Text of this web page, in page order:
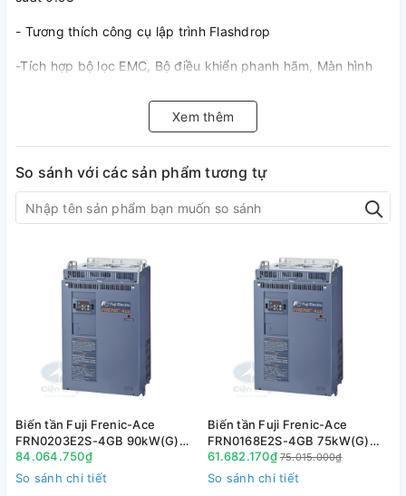
- Tương thích công cụ lập trình Flashdrop
-Tích hợp bộ lọc EMC, Bộ điều khiển phanh hãm, Màn hình
-10kHz), 1 đầu vào tương tự (AI), 1 đầu ra Relay (1NO +
1NC)
- Ứng dụng : Máy đóng gói, băng tải, cửa tự động, bơm,
2. Diễn giải mã hàng
( đang cập nhật)
3. Kích thước
( đang cập nhật)
4. Tài liệu tham khảo
( đang cập nhật)
Xem thêm
So sánh với các sản phẩm tương tự
Biến tần Fuji Frenic-Ace
FRN0203E2S-4GB 90kW(G)
110kW(P) 3P 380V
84.064.750₫
So sánh chi tiết
Biến tần Fuji Frenic-Ace
FRN0168E2S-4GB 75kW(G)
90kW(P) 3P 380V
61.682.170₫ 75.015.000₫
So sánh chi tiết